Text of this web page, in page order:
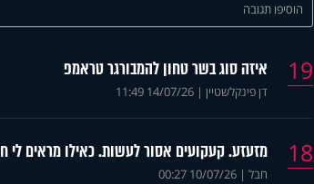
הוסיפו תגובה
19 איזה סוג בשר טחון להמבורגר טראמפ
דן פינקלשטיין |
14/07/26 11:49
18 מזעזע. קעקועים אסור לעשות. כאילו מראים
חבל |
10/07/26 00:27